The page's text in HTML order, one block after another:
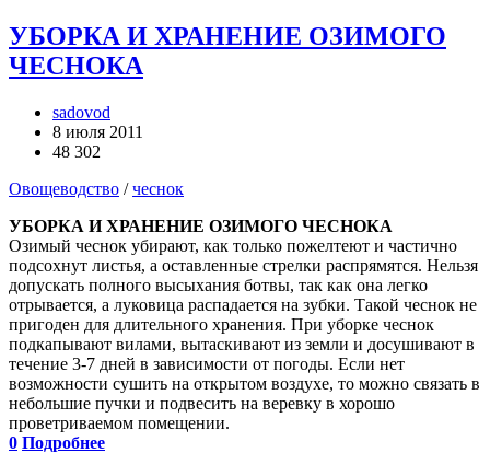
УБОРКА И ХРАНЕНИЕ ОЗИМОГО
ЧЕСНОКА
sadovod
8 июля 2011
48 302
Овощеводство /чеснок
УБОРКА И ХРАНЕНИЕ ОЗИМОГО ЧЕСНОКА
Озимый чеснок убирают, как только пожелтеют и частично
подсохнут листья, а оставленные стрелки распрямятся. Нельзя
допускать полного высыхания ботвы, так как она легко
отрывается, а луковица распадается на зубки. Такой чеснок не
пригоден для длительного хранения. При уборке чеснок
подкапывают вилами, вытаскивают из земли и досушивают в
течение 3-7 дней в зависимости от погоды. Если нет
возможности сушить на открытом воздухе, то можно связать в
небольшие пучки и подвесить на веревку в хорошо
проветриваемом помещении.
0 Подробнее